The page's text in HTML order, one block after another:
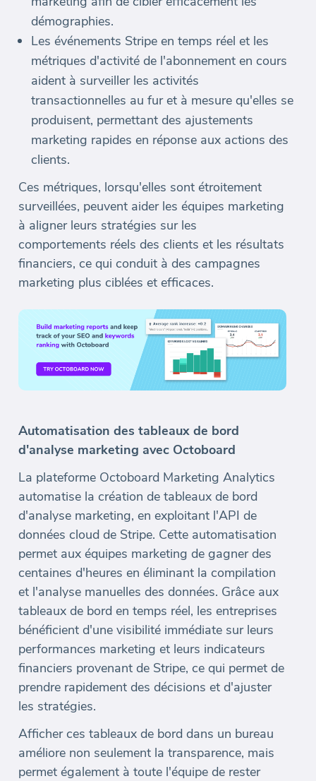
démographies.
Les événements Stripe en temps réel et les
métriques d'activité de l'abonnement en cours
aident à surveiller les activités
transactionnelles au fur et à mesure qu'elles se
produisent, permettant des ajustements
marketing rapides en réponse aux actions des
clients.
Ces métriques, lorsqu'elles sont étroitement
surveillées, peuvent aider les équipes marketing
à aligner leurs stratégies sur les
comportements réels des clients et les résultats
financiers, ce qui conduit à des campagnes
marketing plus ciblées et efficaces.
Automatisation des tableaux de bord
d'analyse marketing avec Octoboard
La plateforme Octoboard Marketing Analytics
automatise la création de tableaux de bord
d'analyse marketing, en exploitant l'API de
données cloud de Stripe. Cette automatisation
permet aux équipes marketing de gagner des
centaines d'heures en éliminant la compilation
et l'analyse manuelles des données. Grâce aux
tableaux de bord en temps réel, les entreprises
bénéficient d'une visibilité immédiate sur leurs
performances marketing et leurs indicateurs
financiers provenant de Stripe, ce qui permet de
prendre rapidement des décisions et d'ajuster
les stratégies.
Afficher ces tableaux de bord dans un bureau
améliore non seulement la transparence, mais
permet également à toute l'équipe de rester